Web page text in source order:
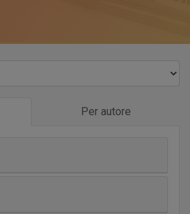
Per autore